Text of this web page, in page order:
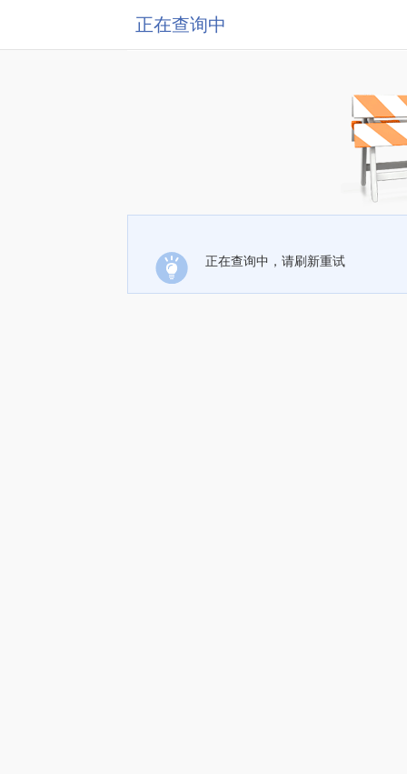
正在查询中
正在查询中，请刷新重试